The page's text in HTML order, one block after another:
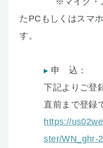
たPCもしくはスマ
す。
申 込：
下記よりご登
直前まで登録
https://
ster/WN_ghr-